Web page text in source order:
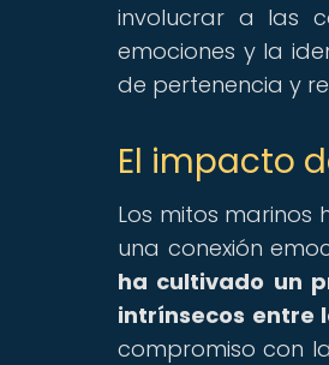
involucrar a las
emociones y la
de pertenencia y
El impacto
Los mitos marinos
una conexión
ha cultivado un
intrínsecos entre
compromiso con